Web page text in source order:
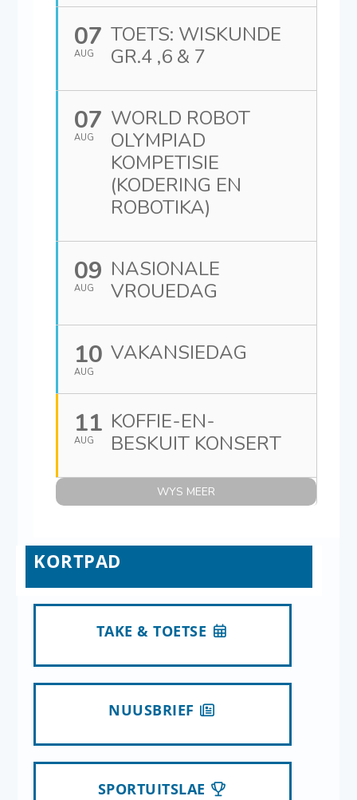
07
AUG
TOETS: WISKUNDE
GR.4 ,6 & 7
07
AUG
WORLD ROBOT
OLYMPIAD
KOMPETISIE
(KODERING EN
ROBOTIKA)
09
AUG
NASIONALE
VROUEDAG
10
AUG
VAKANSIEDAG
11
AUG
KOFFIE-EN-
BESKUIT KONSERT
WYS MEER
KORTPAD
TAKE & TOETSE
NUUSBRIEF
SPORTUITSLAE